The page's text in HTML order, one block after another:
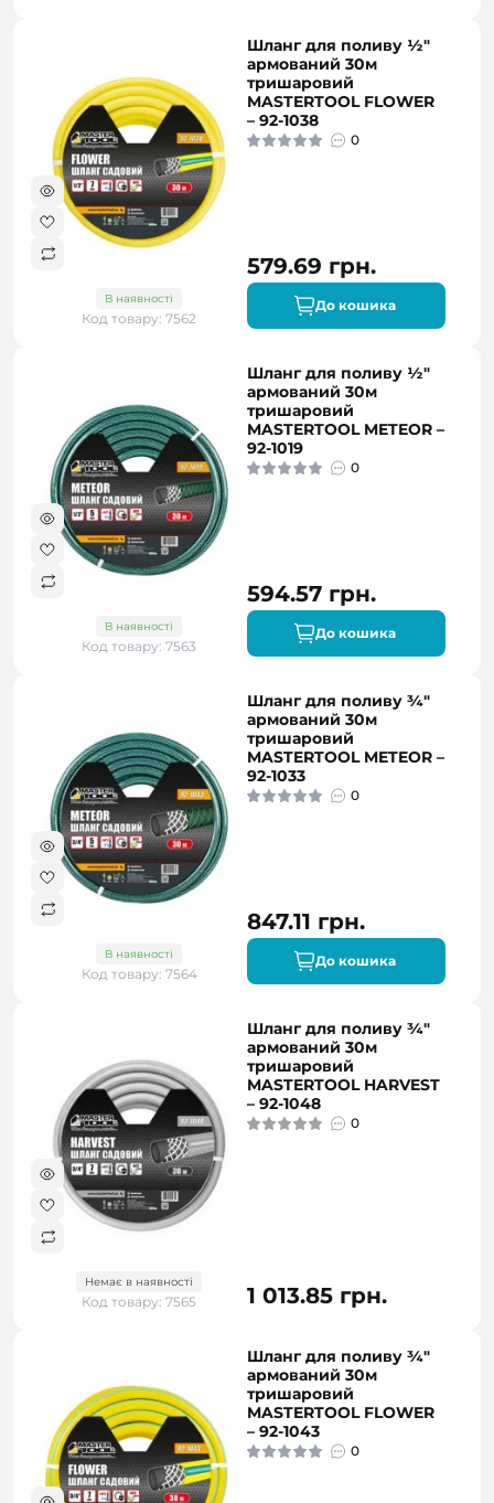
В наявності
Код товару: 7562
Шланг для поливу ½"
армований 30м
тришаровий
MASTERTOOL FLOWER
– 92-1038
0
579.69 грн.
До кошика
В наявності
Код товару: 7563
Шланг для поливу ½"
армований 30м
тришаровий
MASTERTOOL METEOR –
92-1019
0
594.57 грн.
До кошика
В наявності
Код товару: 7564
Шланг для поливу ¾"
армований 30м
тришаровий
MASTERTOOL METEOR –
92-1033
0
847.11 грн.
До кошика
Немає в наявності
Код товару: 7565
Шланг для поливу ¾"
армований 30м
тришаровий
MASTERTOOL HARVEST
– 92-1048
0
1 013.85 грн.
Шланг для поливу ¾"
армований 30м
тришаровий
MASTERTOOL FLOWER
– 92-1043
0